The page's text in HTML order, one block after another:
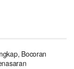
Bocoran